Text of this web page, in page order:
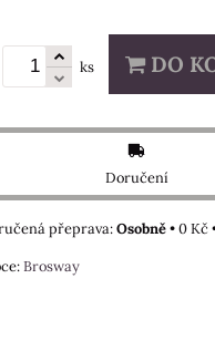
ks DO
Doručení
Osobně•0 Kč
Brosway